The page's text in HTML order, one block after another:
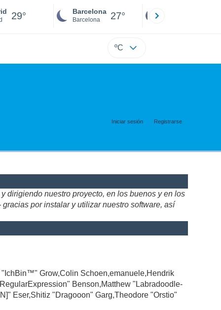
29° Barcelona
Barcelona 27°
ºC
Iniciar sesión Registrarse
dirigiendo nuestro proyecto, en los buenos y en los
por instalar y utilizar nuestro software, así
Grow,Colin Schoen,emanuele,Hendrik
Benson,Matthew "Labradoodle-
Eser,Shitiz "Dragooon" Garg,Theodore "Orstio"